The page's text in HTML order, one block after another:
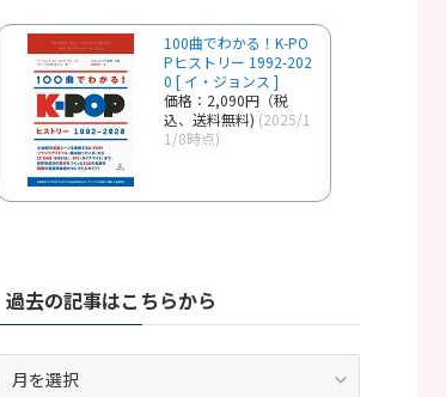
100曲でわかる！K-PO
Pヒストリー 1992-202
0 [ イ・ジョンス ]
価格：2,090円（税
込、送料無料) (2025/1
1/8時点)
過去の記事はこちらから